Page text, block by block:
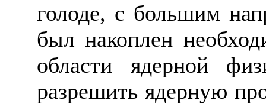
голоде, с большим
был накоплен
области ядерной
разрешить ядерную